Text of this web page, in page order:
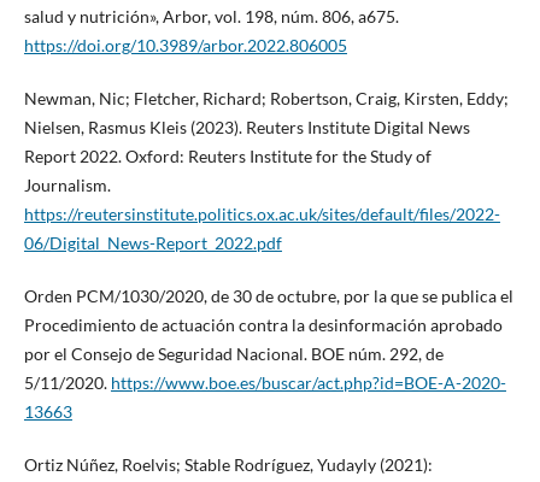
salud y nutrición», Arbor, vol. 198, núm. 806, a675.
https://doi.org/10.3989/arbor.2022.806005
Newman, Nic; Fletcher, Richard; Robertson, Craig, Kirsten, Eddy;
Nielsen, Rasmus Kleis (2023). Reuters Institute Digital News
Report 2022. Oxford: Reuters Institute for the Study of
Journalism.
https://reutersinstitute.politics.ox.ac.uk/sites/default/files/2022-
06/Digital_News-Report_2022.pdf
Orden PCM/1030/2020, de 30 de octubre, por la que se publica el
Procedimiento de actuación contra la desinformación aprobado
por el Consejo de Seguridad Nacional. BOE núm. 292, de
5/11/2020. https://www.boe.es/buscar/act.php?id=BOE-A-2020-
13663
Ortiz Núñez, Roelvis; Stable Rodríguez, Yudayly (2021):